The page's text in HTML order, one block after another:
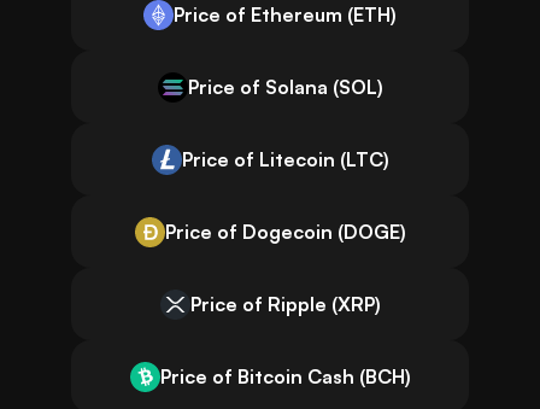
Price of Ethereum (ETH)
Price of Solana (SOL)
Price of Litecoin (LTC)
Price of Dogecoin (DOGE)
Price of Ripple (XRP)
Price of Bitcoin Cash (BCH)